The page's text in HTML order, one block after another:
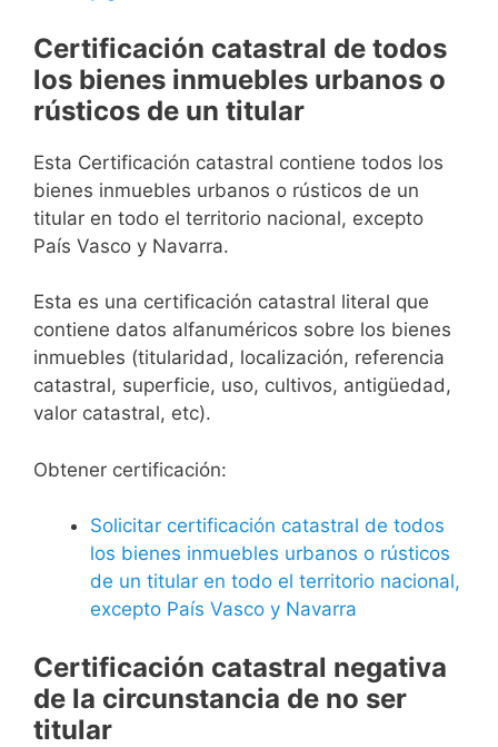
Certificación catastral de todos
los bienes inmuebles urbanos o
rústicos de un titular
Esta Certificación catastral contiene todos los
bienes inmuebles urbanos o rústicos de un
titular en todo el territorio nacional, excepto
País Vasco y Navarra.
Esta es una certificación catastral literal que
contiene datos alfanuméricos sobre los bienes
inmuebles (titularidad, localización, referencia
catastral, superficie, uso, cultivos, antigüedad,
valor catastral, etc).
Obtener certificación:
Solicitar certificación catastral de todos
los bienes inmuebles urbanos o rústicos
de un titular en todo el territorio nacional,
excepto País Vasco y Navarra
Certificación catastral negativa
de la circunstancia de no ser
titular